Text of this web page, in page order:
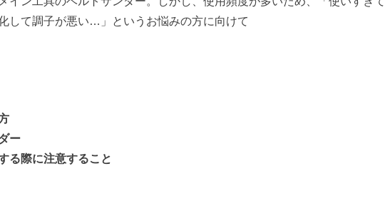
して調子が悪い…」というお悩みの方に向けて
ー
る際に注意すること